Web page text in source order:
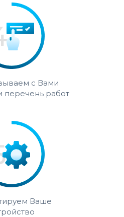
с Вами
перечень работ
Ваше